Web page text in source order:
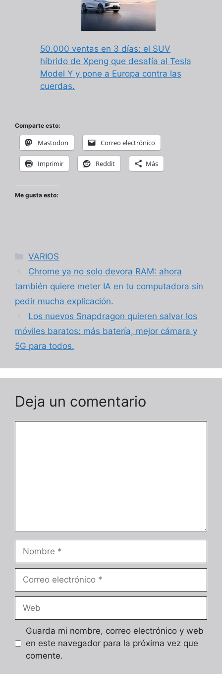
50.000 ventas en 3 días: el SUV
híbrido de Xpeng que desafía al Tesla
Model Y y pone a Europa contra las
cuerdas.
Comparte esto:
Mastodon Correo electrónico
Imprimir Reddit Más
Me gusta esto:
Categorías
VARIOS
Chrome ya no solo devora RAM: ahora
también quiere meter IA en tu computadora sin
pedir mucha explicación.
Los nuevos Snapdragon quieren salvar los
móviles baratos: más batería, mejor cámara y
5G para todos.
Deja un comentario
Nombre
Correo
Web
Guarda mi nombre, correo electrónico y web
en este navegador para la próxima vez que
comente.